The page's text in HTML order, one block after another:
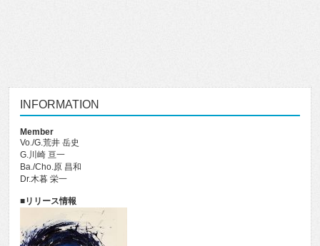
INFORMATION
Member
Vo./G.荒井 岳史
G.川崎 亘一
Ba./Cho.原 昌和
Dr.木暮 栄一
■リリース情報